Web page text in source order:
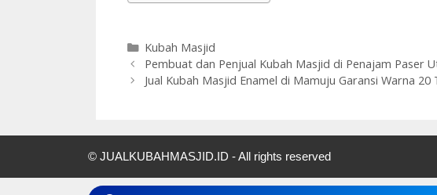
Kubah Masjid
Pembuat dan Penjual Kubah Masjid di Penajam Paser
Jual Kubah Masjid Enamel di Mamuju Garansi Warna 20
© JUALKUBAHMASJID.ID - All rights reserved